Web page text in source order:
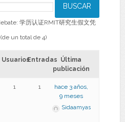
学历认证RMIT研究生假文凭
un total de 4)
UsuariosEntradas Última
publicación
1 1
hace 3 años,
9 meses
Sidaamyas